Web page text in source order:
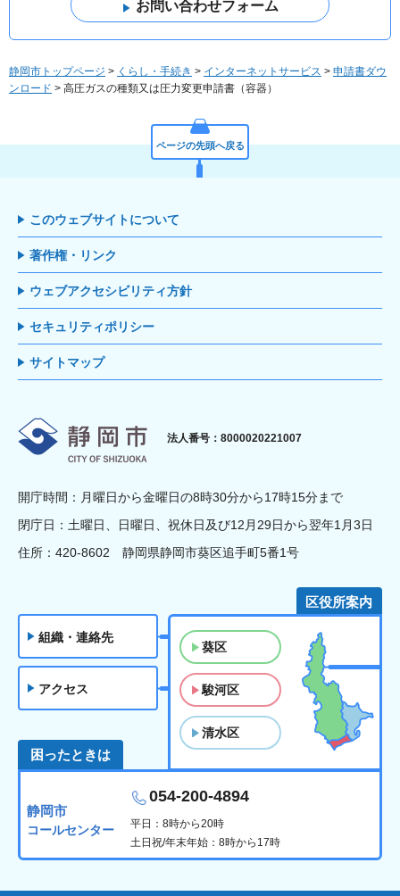
静岡市トップページ > くらし・手続き > インターネットサービス > 申請書ダウ
ンロード > 高圧ガスの種類又は圧力変更申請書（容器）
ページの先頭へ戻る
このウェブサイトについて
著作権・リンク
ウェブアクセシビリティ方針
セキュリティポリシー
サイトマップ
静岡市
法人番号：8000020221007
開庁時間：月曜日から金曜日の8時30分から17時15分まで
閉庁日：土曜日、日曜日、祝休日及び12月29日から翌年1月3日
住所：420-8602 静岡県静岡市葵区追手町5番1号
組織・連絡先
アクセス
区役所案内
葵区
駿河区
清水区
困ったときは
静岡市
コールセンター
054-200-4894
平日：8時から20時
土日祝/年末年始：8時から17時